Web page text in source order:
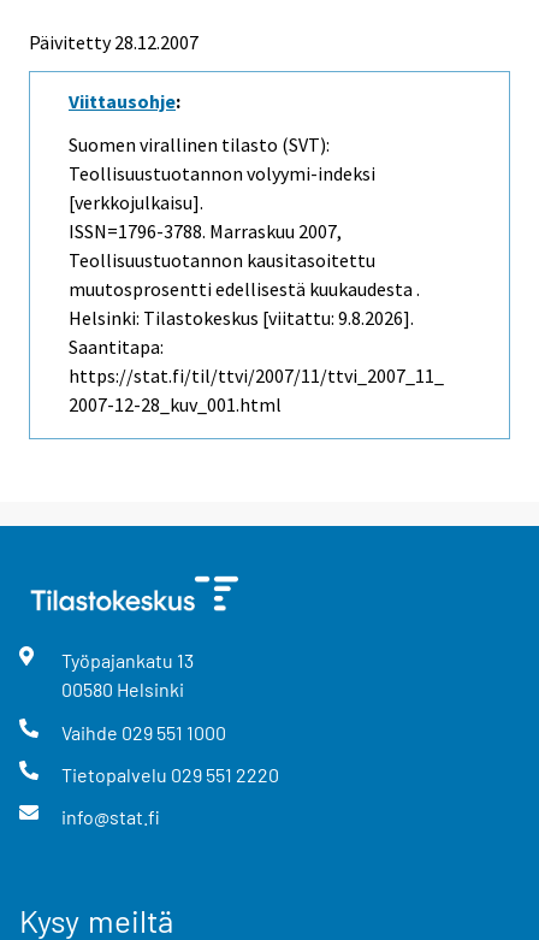
Päivitetty28.12.2007
Viittausohje:
Suomen virallinen tilasto (SVT):
Teollisuustuotannon volyymi-indeksi
[verkkojulkaisu].
ISSN=1796-3788. Marraskuu 2007,
Teollisuustuotannon kausitasoitettu
muutosprosentti edellisestä kuukaudesta .
Helsinki: Tilastokeskus [viitattu: 9.8.2026].
Saantitapa:
https://stat.fi/til/ttvi/2007/11/ttvi_2007_11_
2007-12-28_kuv_001.html
Työpajankatu 13
00580 Helsinki
Vaihde 029 551 1000
Tietopalvelu 029 551 2220
info@stat.fi
Kysy meiltä